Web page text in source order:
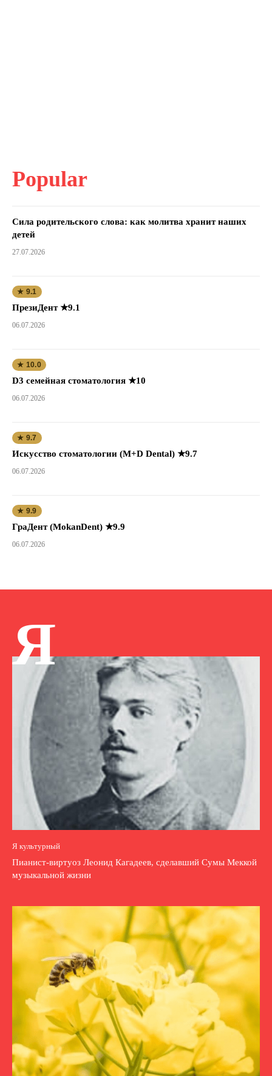
Popular
Сила родительского слова: как молитва хранит наших
детей
27.07.2026
★ 9.1
ПрезиДент ★9.1
06.07.2026
★ 10.0
D3 семейная стоматология ★10
06.07.2026
★ 9.7
Искусство стоматологии (M+D Dental) ★9.7
06.07.2026
★ 9.9
ГраДент (MokanDent) ★9.9
06.07.2026
Я
Я культурный
Пианист-виртуоз Леонид Кагадеев, сделавший Сумы Меккой
музыкальной жизни